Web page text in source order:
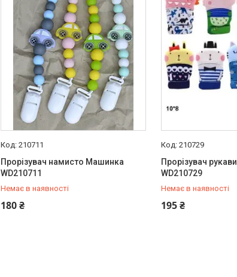
210711
Прорізувач намисто Машинка
WD210711
Немає в наявності
180 ₴
+380 (97) 778-20-70
210729
Прорізувач
WD210729
Немає в наявності
195 ₴
+380 (97) 778-20-70